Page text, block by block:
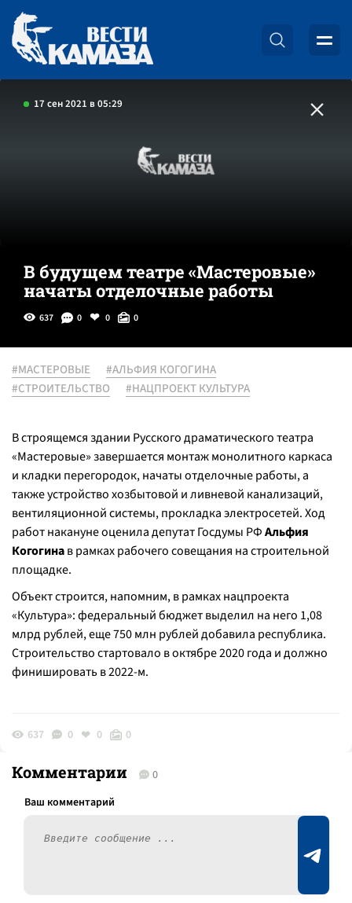
17 сен 2021 в 05:29
В будущем театре «Мастеровые»
начаты отделочные работы
637 0 0 0
#МАСТЕРОВЫЕ
#АЛЬФИЯ КОГОГИНА
#СТРОИТЕЛЬСТВО
#НАЦПРОЕКТ КУЛЬТУРА
В строящемся здании Русского драматического театра
«Мастеровые» завершается монтаж монолитного каркаса
и кладки перегородок, начаты отделочные работы, а
также устройство хозбытовой и ливневой канализаций,
вентиляционной системы, прокладка электросетей. Ход
работ накануне оценила депутат Госдумы РФАльфия
Когогинав рамках рабочего совещания на строительной
площадке.
Объект строится, напомним, в рамках нацпроекта
«Культура»: федеральный бюджет выделил на него 1,08
млрд рублей, еще 750 млн рублей добавила республика.
Строительство стартовало в октябре 2020 года и должно
финишировать в 2022-м.
637 0 0 0
Комментарии 0